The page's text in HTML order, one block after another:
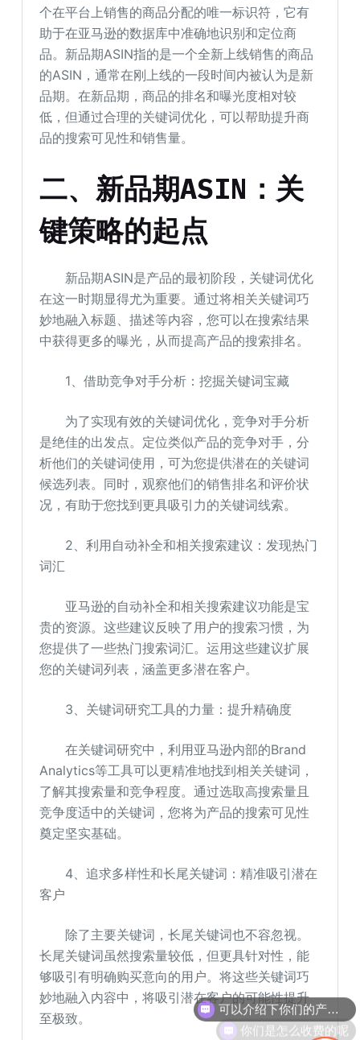
个在平台上销售的商品分配的唯一标识符，它有
助于在亚马逊的数据库中准确地识别和定位商
品。新品期ASIN指的是一个全新上线销售的商品
的ASIN，通常在刚上线的一段时间内被认为是新
品期。在新品期，商品的排名和曝光度相对较
低，但通过合理的关键词优化，可以帮助提升商
品的搜索可见性和销售量。
二、新品期ASIN：关
键策略的起点
新品期ASIN是产品的最初阶段，关键词优化
在这一时期显得尤为重要。通过将相关关键词巧
妙地融入标题、描述等内容，您可以在搜索结果
中获得更多的曝光，从而提高产品的搜索排名。
1、借助竞争对手分析：挖掘关键词宝藏
为了实现有效的关键词优化，竞争对手分析
是绝佳的出发点。定位类似产品的竞争对手，分
析他们的关键词使用，可为您提供潜在的关键词
候选列表。同时，观察他们的销售排名和评价状
况，有助于您找到更具吸引力的关键词线索。
2、利用自动补全和相关搜索建议：发现热门
词汇
亚马逊的自动补全和相关搜索建议功能是宝
贵的资源。这些建议反映了用户的搜索习惯，为
您提供了一些热门搜索词汇。运用这些建议扩展
您的关键词列表，涵盖更多潜在客户。
3、关键词研究工具的力量：提升精确度
在关键词研究中，利用亚马逊内部的Brand
Analytics等工具可以更精准地找到相关关键词，
了解其搜索量和竞争程度。通过选取高搜索量且
竞争度适中的关键词，您将为产品的搜索可见性
奠定坚实基础。
4、追求多样性和长尾关键词：精准吸引潜在
客户
除了主要关键词，长尾关键词也不容忽视。
长尾关键词虽然搜索量较低，但更具针对性，能
够吸引有明确购买意向的用户。将这些关键词巧
妙地融入内容中，将吸引潜在客户的可能性提升
至极致。
你们是怎么收费的呢